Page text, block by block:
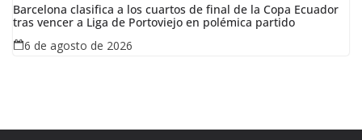
Barcelona clasifica a los cuartos de final de la Copa Ecuador
tras vencer a Liga de Portoviejo en polémica partido
6 de agosto de 2026